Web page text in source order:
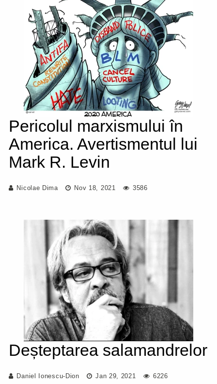
Pericolul marxismului în
America. Avertismentul lui
Mark R. Levin
Nicolae Dima Nov 18, 2021 3586
Deșteptarea salamandrelor
Daniel Ionescu-Dion Jan 29, 2021 6226